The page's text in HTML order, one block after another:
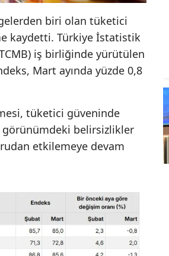
biri olan tüketici
kaydetti. Türkiye İstatistik
iş birliğinde yürütülen
Mart ayında yüzde 0,8
tüketici güveninde
görünümdeki belirsizlikler
etkilemeye devam